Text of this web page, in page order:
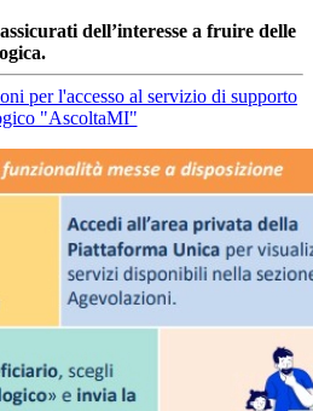
assicurati dell’interesse a fruire delle
per l'accesso al servizio di supporto
"AscoltaMI"